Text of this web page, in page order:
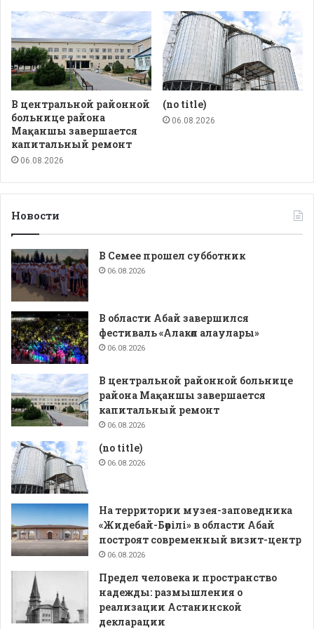
В центральной районной
больнице района
Мақаншы завершается
капитальный ремонт
06.08.2026
(no title)
06.08.2026
Новости
В Семее прошел субботник
06.08.2026
В области Абай завершился
фестиваль «Алакөл алаулары»
06.08.2026
В центральной районной больнице
района Мақаншы завершается
капитальный ремонт
06.08.2026
(no title)
06.08.2026
На территории музея-заповедника
«Жидебай-Бөрілі» в области Абай
построят современный визит-центр
06.08.2026
Предел человека и пространство
надежды: размышления о
реализации Астанинской
декларации